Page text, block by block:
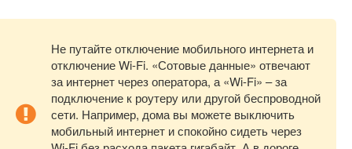
Не путайте отключение мобильного интернета и
отключение Wi-Fi. «Сотовые данные» отвечают
за интернет через оператора, а «Wi-Fi» – за
подключение к роутеру или другой беспроводной
сети. Например, дома вы можете выключить
мобильный интернет и спокойно сидеть через